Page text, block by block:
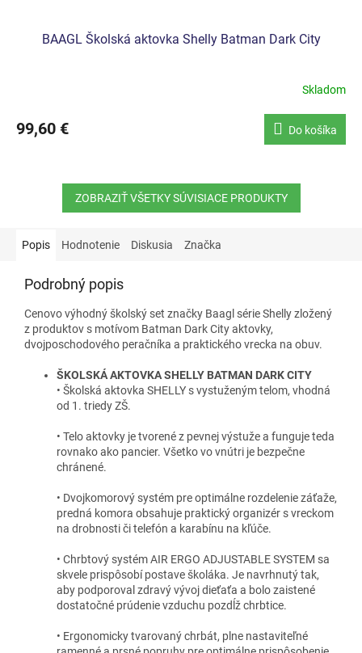
BAAGL Školská aktovka Shelly Batman Dark City
Skladom
99,60 € Do košíka
ZOBRAZIŤ VŠETKY SÚVISIACE PRODUKTY
Popis Hodnotenie Diskusia Značka
Podrobný popis
Cenovo výhodný školský set značky Baagl série Shelly zložený
z produktov s motívom Batman Dark City aktovky,
dvojposchodového peračníka a praktického vrecka na obuv.
ŠKOLSKÁ AKTOVKA SHELLY BATMAN DARK CITY
• Školská aktovka SHELLY s vystuženým telom, vhodná
od 1. triedy ZŠ.
• Telo aktovky je tvorené z pevnej výstuže a funguje teda
rovnako ako pancier. Všetko vo vnútri je bezpečne
chránené.
• Dvojkomorový systém pre optimálne rozdelenie záťaže,
predná komora obsahuje praktický organizér s vreckom
na drobnosti či telefón a karabínu na kľúče.
• Chrbtový systém AIR ERGO ADJUSTABLE SYSTEM sa
skvele prispôsobí postave školáka. Je navrhnutý tak,
aby podporoval zdravý vývoj dieťaťa a bolo zaistené
dostatočné prúdenie vzduchu pozdĺž chrbtice.
• Ergonomicky tvarovaný chrbát, plne nastaviteľné